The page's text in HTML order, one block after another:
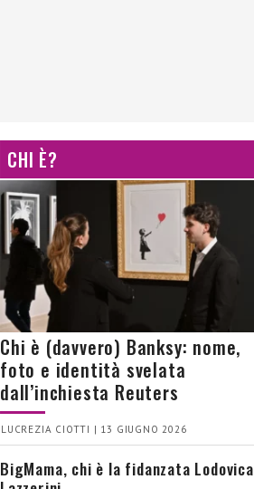
CHI È?
Chi è (davvero) Banksy: nome,
foto e identità svelata
dall’inchiesta Reuters
LUCREZIA CIOTTI | 13 GIUGNO 2026
BigMama, chi è la fidanzata Lodovica